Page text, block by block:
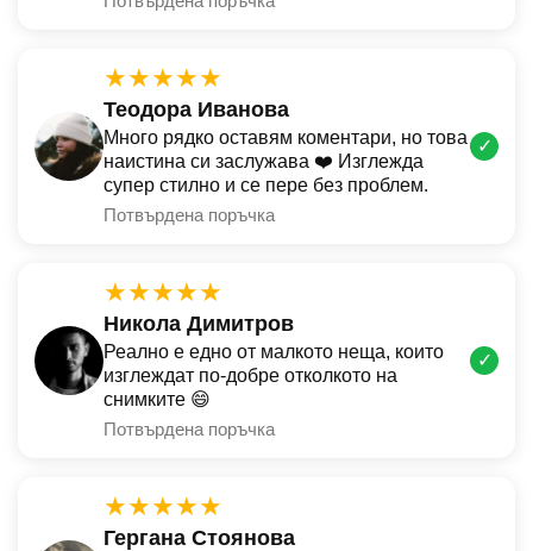
★★★★★
Теодора Иванова
Много рядко оставям коментари, но това
наистина си заслужава ❤️ Изглежда
супер стилно и се пере без проблем.
Потвърдена поръчка
✓
★★★★★
Никола Димитров
Реално е едно от малкото неща, които
изглеждат по-добре отколкото на
снимките 😄
Потвърдена поръчка
✓
★★★★★
Гергана Стоянова